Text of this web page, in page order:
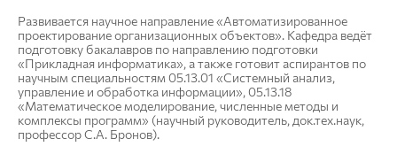
Развивается научное направление «Автоматизированное
проектирование организационных объектов». Кафедра ведёт
подготовку бакалавров по направлению подготовки
«Прикладная информатика», а также готовит аспирантов по
научным специальностям 05.13.01 «Системный анализ,
управление и обработка информации», 05.13.18
«Математическое моделирование, численные методы и
комплексы программ» (научный руководитель, док.тех.наук,
профессор С.А. Бронов).